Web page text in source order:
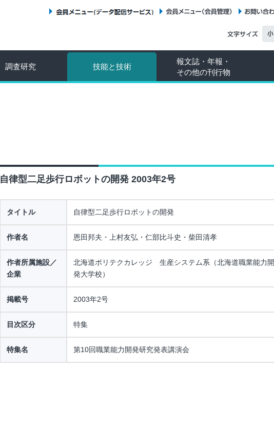
調査研究 技能と技術
報文誌・年報・
その他の刊行物
自律型二足歩行ロボットの開発 2003年2号
タイトル 自律型二足歩行ロボットの開発
作者名 恩田邦夫・上村友弘・仁部比斗史・柴田清孝
作者所属施設／
企業
北海道ポリテクカレッジ 生産システム系（北海道職業能力開
発大学校）
掲載号 2003年2号
目次区分 特集
特集名 第10回職業能力開発研究発表講演会